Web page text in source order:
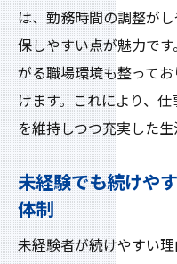
は、勤務時間の調整が
保しやすい点が魅力で
がる職場環境も整って
けます。これにより、
を維持しつつ充実した生
未経験でも続けや
体制
未経験者が続けやすい